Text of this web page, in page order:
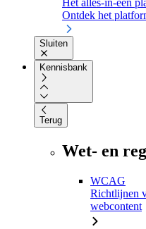
Het alles-in-één
Ontdek het
Sluiten
Kennisbank
Terug
Wet- en
WCAG
Richtlijnen
webcontent